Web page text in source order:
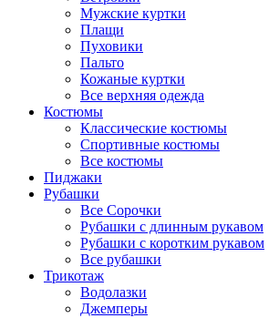
Мужские куртки
Плащи
Пуховики
Пальто
Кожаные куртки
Все верхняя одежда
Костюмы
Классические костюмы
Спортивные костюмы
Все костюмы
Пиджаки
Рубашки
Все Сорочки
Рубашки с длинным рукавом
Рубашки с коротким рукавом
Все рубашки
Трикотаж
Водолазки
Джемперы